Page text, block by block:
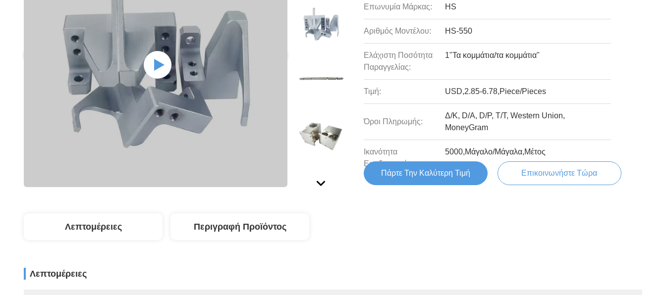
Επωνυμία Μάρκας: HS
Αριθμός Μοντέλου: HS-550
Ελάχιστη Ποσότητα
Παραγγελίας:
1"Τα κομμάτια/τα κομμάτια"
Τιμή: USD,2.85-6.78,Piece/Pieces
Όροι Πληρωμής:
Δ/Κ, D/Α, D/P, T/T, Western Union,
MoneyGram
Ικανότητα
Εφοδιασμού:
5000,Μάγαλο/Μάγαλα,Μέτος
Πάρτε Την Καλύτερη Τιμή Επικοινωνήστε Τώρα
Λεπτομέρειες Περιγραφή Προϊόντος
Λεπτομέρειες